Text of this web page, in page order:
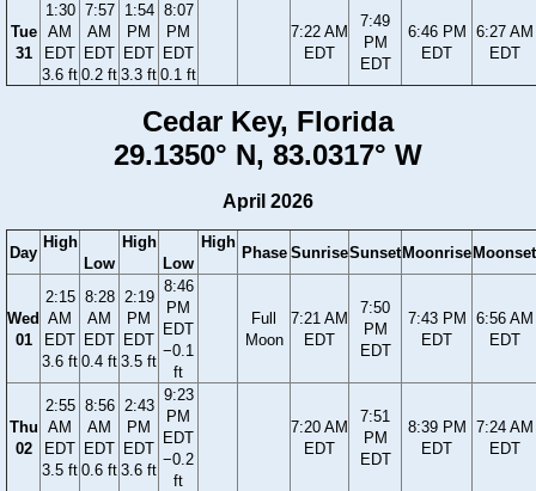
Tue
31
1:30
AM
EDT
3.6 ft
7:57
AM
EDT
0.2 ft
1:54
PM
EDT
3.3 ft
8:07
PM
EDT
0.1 ft
7:22 AM
EDT
7:49
PM
EDT
6:46 PM
EDT
6:27 AM
EDT
Cedar Key, Florida
29.1350° N, 83.0317° W
April 2026
Day
High
Low
High
Low
High
Phase SunriseSunsetMoonriseMoonset
Wed
01
2:15
AM
EDT
3.6 ft
8:28
AM
EDT
0.4 ft
2:19
PM
EDT
3.5 ft
8:46
PM
EDT
−0.1
ft
Full
Moon
7:21 AM
EDT
7:50
PM
EDT
7:43 PM
EDT
6:56 AM
EDT
Thu
02
2:55
AM
EDT
3.5 ft
8:56
AM
EDT
0.6 ft
2:43
PM
EDT
3.6 ft
9:23
PM
EDT
−0.2
ft
7:20 AM
EDT
7:51
PM
EDT
8:39 PM
EDT
7:24 AM
EDT